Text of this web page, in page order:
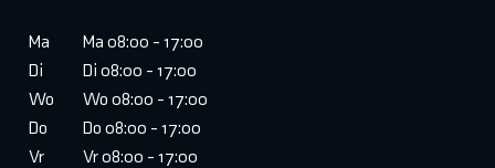
Ma
Ma 08:00 - 17:00
Di
Di 08:00 - 17:00
Wo
Wo 08:00 - 17:00
Do
Do 08:00 - 17:00
Vr
Vr 08:00 - 17:00